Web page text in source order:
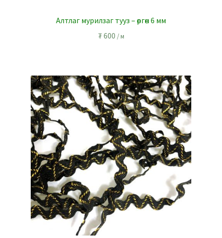
Алтлаг мурилзаг тууз – өргөн 6 мм
₮600 / м